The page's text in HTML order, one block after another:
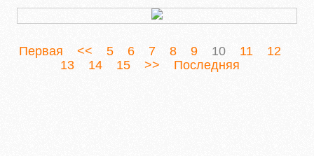
Первая << 5 6 7 8 9 10 11
12
13
14 15 >> Последняя